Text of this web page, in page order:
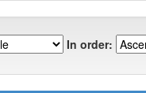
In order: